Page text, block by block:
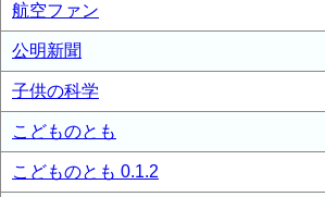
航空ファン
公明新聞
子供の科学
こどものとも
こどものとも 0.1.2